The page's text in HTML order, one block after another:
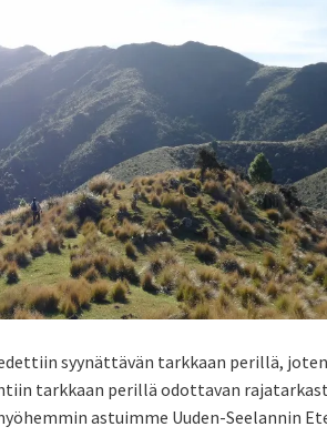
syynättävän tarkkaan perillä, joten
tarkkaan perillä odottavan
astuimme Uuden-Seelannin